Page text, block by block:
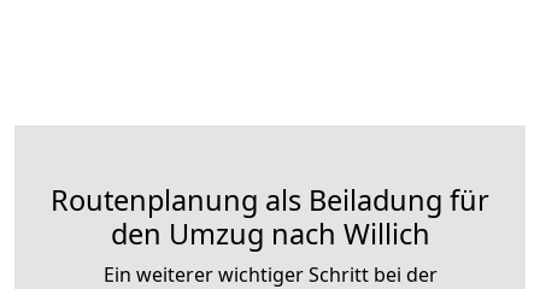
Routenplanung als Beiladung für
den Umzug nach Willich
Ein weiterer wichtiger Schritt bei der